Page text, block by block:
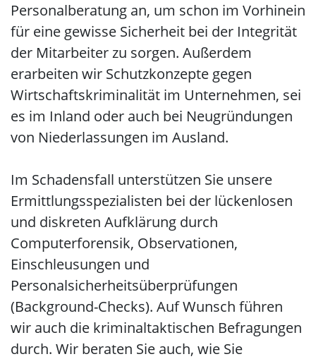
Personalberatung an, um schon im Vorhinein
für eine gewisse Sicherheit bei der Integrität
der Mitarbeiter zu sorgen. Außerdem
erarbeiten wir Schutzkonzepte gegen
Wirtschaftskriminalität im Unternehmen, sei
es im Inland oder auch bei Neugründungen
von Niederlassungen im Ausland.
Im Schadensfall unterstützen Sie unsere
Ermittlungsspezialisten bei der lückenlosen
und diskreten Aufklärung durch
Computerforensik, Observationen,
Einschleusungen und
Personalsicherheitsüberprüfungen
(Background-Checks). Auf Wunsch führen
wir auch die kriminaltaktischen Befragungen
durch. Wir beraten Sie auch, wie Sie